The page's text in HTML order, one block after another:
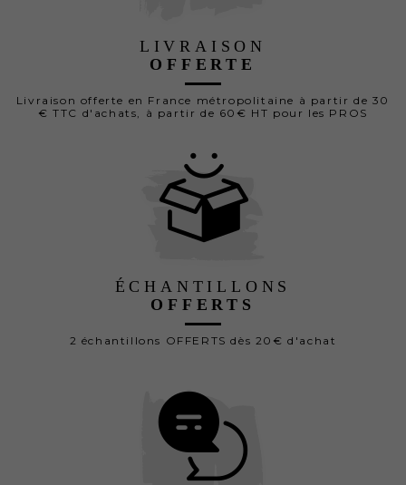
LIVRAISON
OFFERTE
Livraison offerte en France métropolitaine à partir de 30
€ TTC d'achats, à partir de 60€ HT pour les PROS
ÉCHANTILLONS
OFFERTS
2 échantillons OFFERTS dès 20€ d'achat